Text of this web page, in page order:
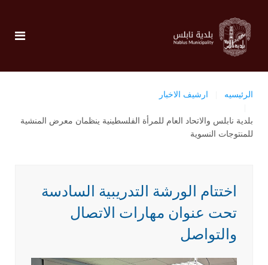
الرئيسيه ارشيف الاخبار
بلدية نابلس والاتحاد العام للمرأة الفلسطينية ينظمان معرض المنشية
للمنتوجات النسوية
اختتام الورشة التدريبية السادسة
تحت عنوان مهارات الاتصال
والتواصل